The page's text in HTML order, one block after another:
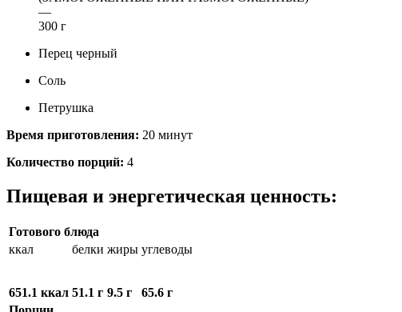
—
300 г
Перец черный
Соль
Петрушка
Время приготовления: 20 минут
Количество порций: 4
Пищевая и энергетическая ценность:
Готового блюда
ккал
651.1 ккал
белки
51.1 г
жиры
9.5 г
углеводы
65.6 г